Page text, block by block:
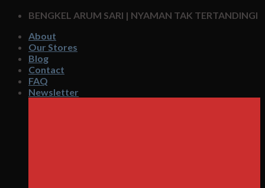
Skip
content
BENGKEL ARUM SARI | NYAMAN TAK TERTANDINGI
About
Our Stores
Blog
Contact
FAQ
Newsletter